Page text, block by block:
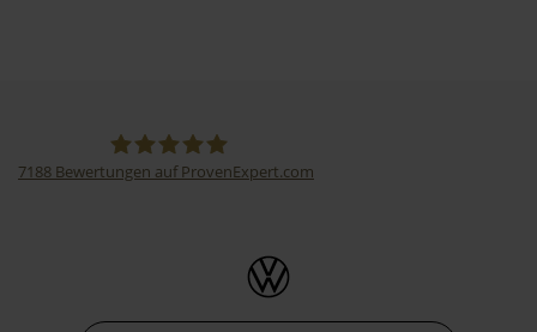
7188 Bewertungen auf ProvenExpert.com